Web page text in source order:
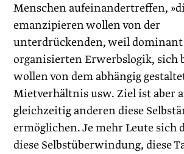
Menschen aufeinandertreffen,
emanzipieren wollen von der
unterdrückenden, weil dominant
organisierten Erwerbslogik, sich
wollen von dem abhängig
Mietverhältnis usw. Ziel ist aber
gleichzeitig anderen diese
ermöglichen. Je mehr Leute sich
diese Selbstüberwindung, diese